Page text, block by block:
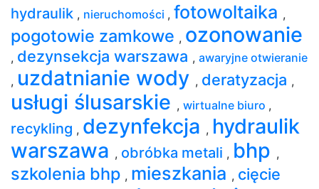
hydraulik , nieruchomości , fotowoltaika ,
pogotowie zamkowe , ozonowanie
, dezynsekcja warszawa , awaryjne otwieranie
, uzdatnianie wody , deratyzacja ,
usługi ślusarskie , wirtualne biuro ,
recykling , dezynfekcja , hydraulik
warszawa , obróbka metali , bhp ,
szkolenia bhp , mieszkania , cięcie